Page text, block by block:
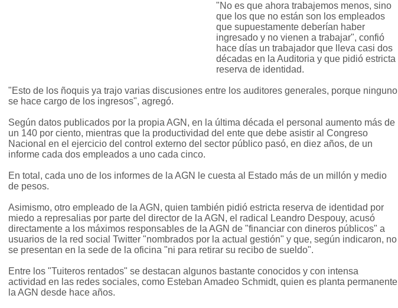
"No es que ahora trabajemos menos, sino
que los que no están son los empleados
que supuestamente deberían haber
ingresado y no vienen a trabajar", confió
hace días un trabajador que lleva casi dos
décadas en la Auditoria y que pidió estricta
reserva de identidad.
"Esto de los ñoquis ya trajo varias discusiones entre los auditores generales, porque ninguno
se hace cargo de los ingresos", agregó.
Según datos publicados por la propia AGN, en la última década el personal aumento más de
un 140 por ciento, mientras que la productividad del ente que debe asistir al Congreso
Nacional en el ejercicio del control externo del sector público pasó, en diez años, de un
informe cada dos empleados a uno cada cinco.
En total, cada uno de los informes de la AGN le cuesta al Estado más de un millón y medio
de pesos.
Asimismo, otro empleado de la AGN, quien también pidió estricta reserva de identidad por
miedo a represalias por parte del director de la AGN, el radical Leandro Despouy, acusó
directamente a los máximos responsables de la AGN de "financiar con dineros públicos" a
usuarios de la red social Twitter "nombrados por la actual gestión" y que, según indicaron, no
se presentan en la sede de la oficina "ni para retirar su recibo de sueldo".
Entre los "Tuiteros rentados" se destacan algunos bastante conocidos y con intensa
actividad en las redes sociales, como Esteban Amadeo Schmidt, quien es planta permanente
la AGN desde hace años.